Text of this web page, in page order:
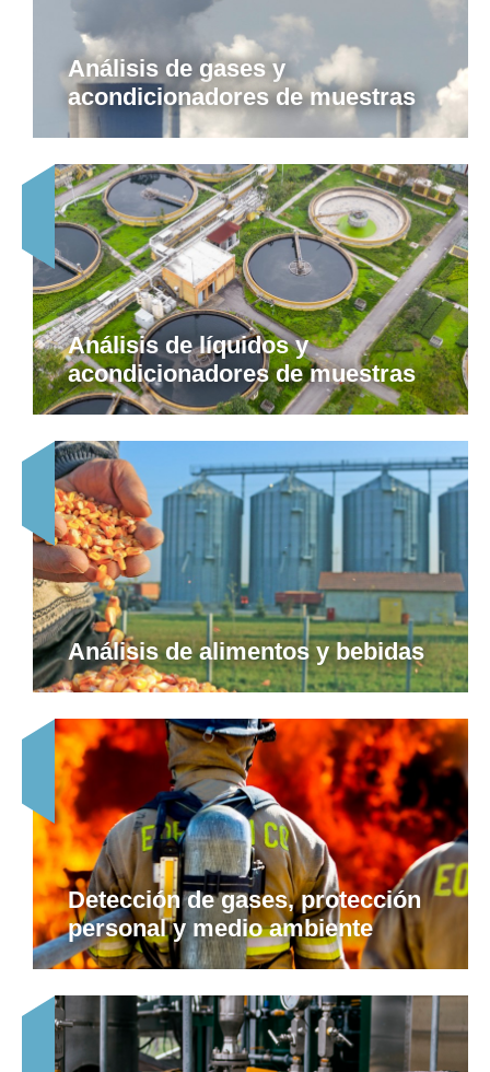
Análisis de gases y
acondicionadores de muestras
Análisis de líquidos y
acondicionadores de muestras
Análisis de alimentos y bebidas
Detección de gases, protección
personal y medio ambiente